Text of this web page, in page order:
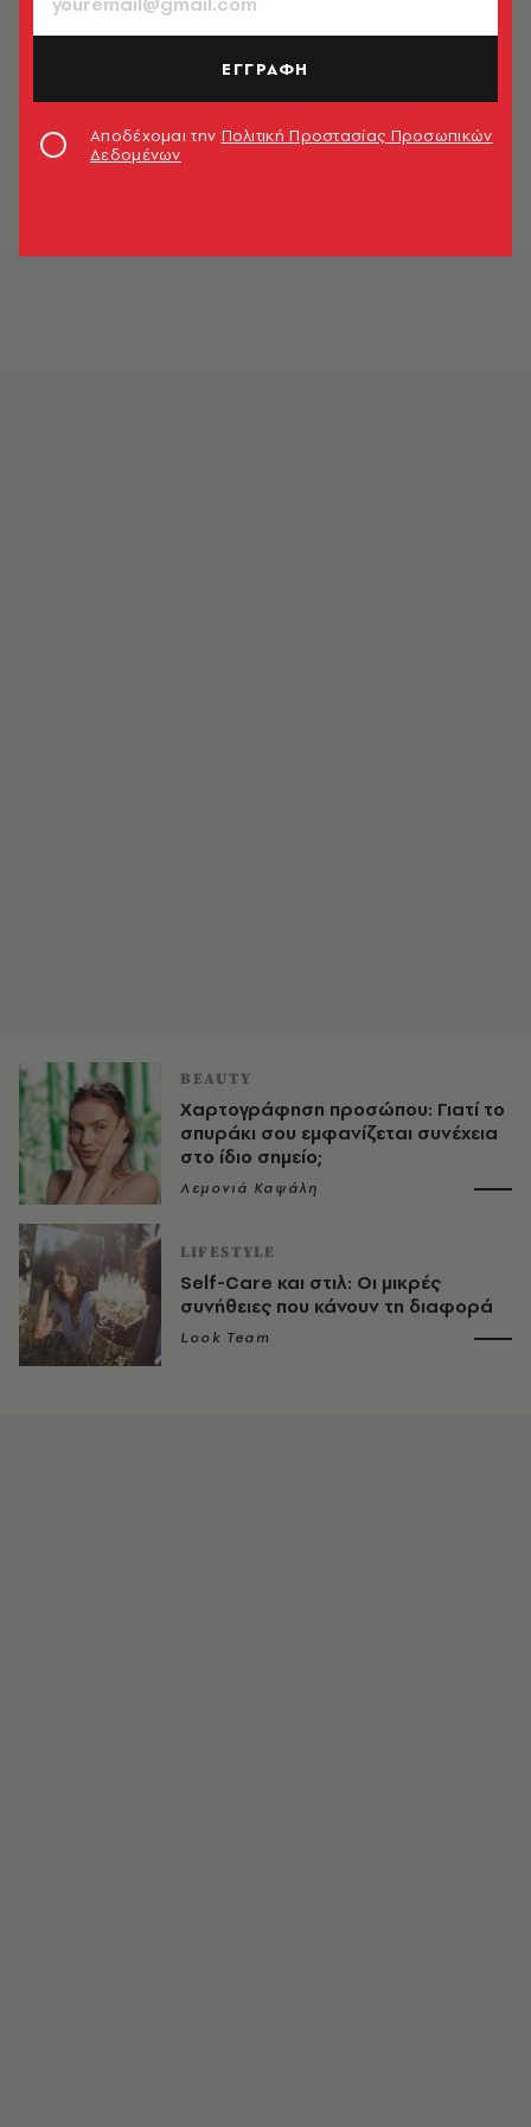
Βρήκαμε τις ιδανικές μάσκες
Ελένη Βαρδάκη
BEAUTY
Χαρτογράφηση προσώπου: Γιατί το
σπυράκι σου εμφανίζεται συνέχεια
στο ίδιο σημείο;
Λεμονιά Καψάλη
LIFESTYLE
Self-Care και στιλ: Οι μικρές
συνήθειες που κάνουν τη διαφορά
Look Team
ΕΓΓΡΑΦΗ
Αποδέχομαι την Πολιτική Προστασίας Προσωπικών
Δεδομένων